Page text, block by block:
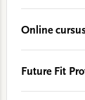
Online
Future Fit